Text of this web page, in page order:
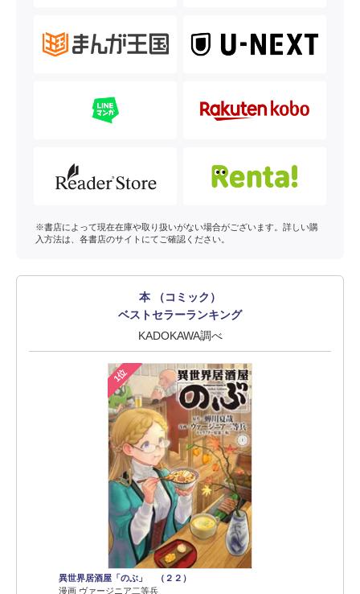
※書店によって現在在庫や取り扱いがない場合がございます。詳しい購
入方法は、各書店のサイトにてご確認ください。
本 （コミック）
ベストセラーランキング
KADOKAWA調べ
1位
異世界居酒屋「のぶ」 （２２）
漫画 ヴァージニア二等兵